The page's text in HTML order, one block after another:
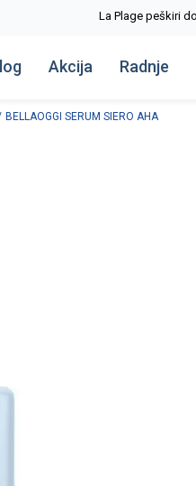
Akcija Radnje
BELLAOGGI SERUM SIERO AHA